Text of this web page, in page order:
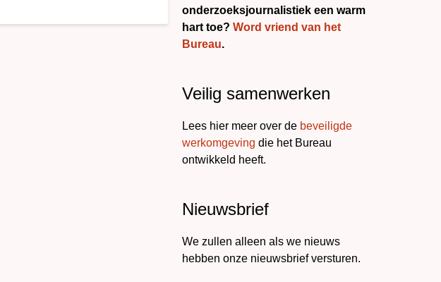
onderzoeksjournalistiek een warm
hart toe? Word vriend van het
Bureau.
Veilig samenwerken
Lees hier meer over de beveiligde
werkomgeving die het Bureau
ontwikkeld heeft.
Nieuwsbrief
We zullen alleen als we nieuws
hebben onze nieuwsbrief versturen.